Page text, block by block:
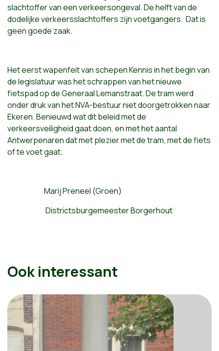
slachtoffer van een verkeersongeval. De helft van de
dodelijke verkeersslachtoffers zijn voetgangers. Dat is
geen goede zaak.
Het eerst wapenfeit van schepen Kennis in het begin van
de legislatuur was het schrappen van het nieuwe
fietspad op de Generaal Lemanstraat. De tram werd
onder druk van het NVA-bestuur niet doorgetrokken naar
Ekeren. Benieuwd wat dit beleid met de
verkeersveiligheid gaat doen, en met het aantal
Antwerpenaren dat met plezier met de tram, met de fiets
of te voet gaat.
Marij Preneel (Groen)
Districtsburgemeester Borgerhout
Ook interessant